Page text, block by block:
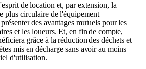
de location et, par extension, la
plus circulaire de l'équipement
des avantages mutuels pour les
et les loueurs. Et, en fin de compte,
grâce à la réduction des déchets et
mis en décharge sans avoir au moins
d'utilisation.